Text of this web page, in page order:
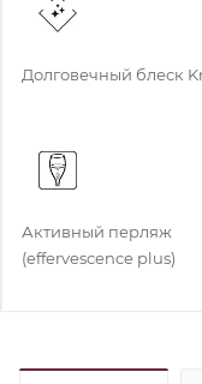
Долговечный блеск
Активный перляж
(effervescence plus)